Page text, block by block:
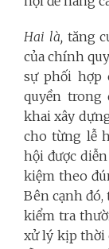
Hai là, tăng
của chính
sự phối hợp
quyền trong
khai xây
cho từng lễ
hội được
kiệm theo
Bên cạnh
kiểm tra
xử lý kịp thời